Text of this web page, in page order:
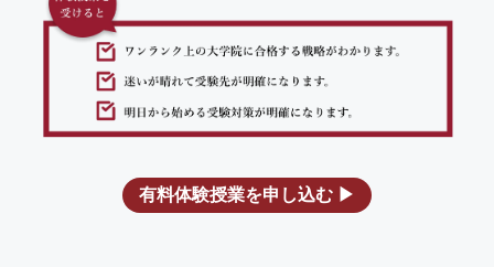
有料体験授業を申し込む ▶